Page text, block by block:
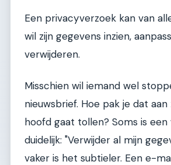
Een privacyverzoek kan van
wil zijn gegevens inzien,
verwijderen.
Misschien wil iemand wel
nieuwsbrief. Hoe pak je dat
hoofd gaat tollen? Soms is een
duidelijk: "Verwijder al mijn
vaker is het subtieler. Een e-